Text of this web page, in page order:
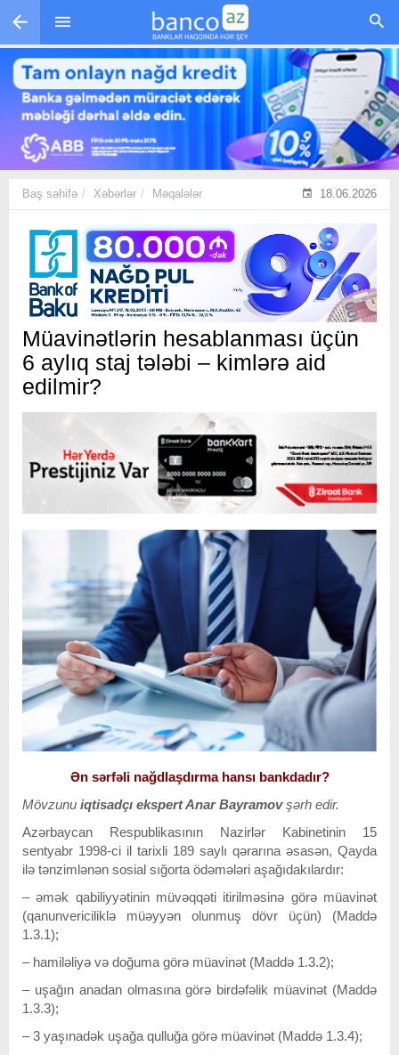
Skip to main content
Baş səhifə Xəbərlər Məqalələr 18.06.2026
Müavinətlərin hesablanması üçün
6 aylıq staj tələbi – kimlərə aid
edilmir?
Ən sərfəli nağdlaşdırma hansı bankdadır?
Mövzunu iqtisadçı ekspert Anar Bayramovşərh edir.
Azərbaycan Respublikasının Nazirlər Kabinetinin 15
sentyabr 1998-ci il tarixli 189 saylı qərarına əsasən, Qayda
ilə tənzimlənən sosial sığorta ödəmələri aşağıdakılardır:
– әmәk qabiliyyәtinin müvәqqәti itirilmәsinә görә müavinәt
(qanunvericiliklә müәyyәn olunmuş dövr üçün) (Maddә
1.3.1);
– hamilәliyә vә doğuma görә müavinәt (Maddә 1.3.2);
– uşağın anadan olmasına görә birdәfәlik müavinәt (Maddә
1.3.3);
– 3 yaşınadәk uşağa qulluğa görә müavinәt (Maddә 1.3.4);